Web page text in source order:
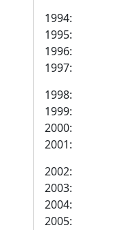
1994:
1995:
1996:
1997:
1998:
1999:
2000:
2001:
2002:
2003:
2004:
2005: